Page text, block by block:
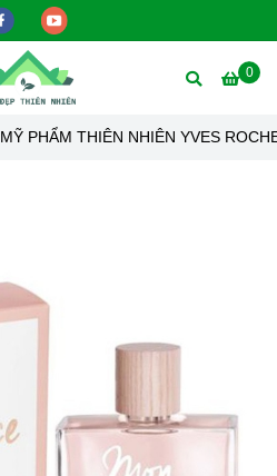
0
MỸ PHẨM THIÊN NHIÊN YVES